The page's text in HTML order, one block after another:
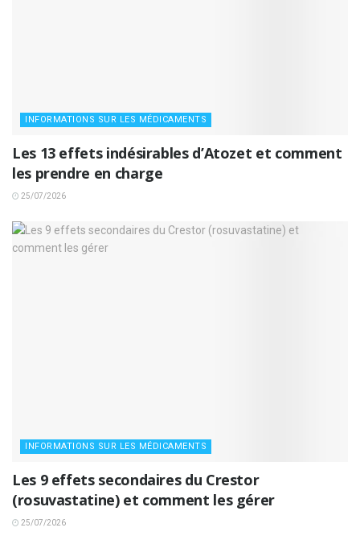
INFORMATIONS SUR LES MÉDICAMENTS
Les 13 effets indésirables d’Atozet et comment
les prendre en charge
25/07/2026
INFORMATIONS SUR LES MÉDICAMENTS
Les 9 effets secondaires du Crestor
(rosuvastatine) et comment les gérer
25/07/2026